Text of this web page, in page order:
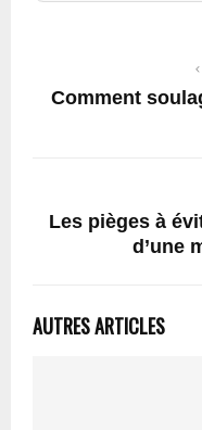
Comment
Les pièges à
d’une
AUTRES ARTICLES